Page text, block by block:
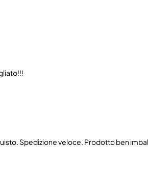
Spedizione veloce. Prodotto ben